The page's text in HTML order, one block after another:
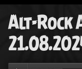
Alt-Rock